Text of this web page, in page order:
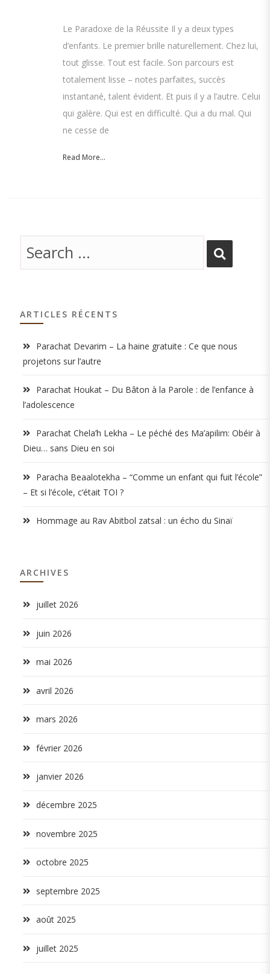
Le Paradoxe de la Réussite Il y a deux types
d’enfants. Le premier brille naturellement. Chez lui,
tout glisse. Tout est facile. Son parcours est
totalement lisse – notes parfaites, succès
instantané, talent évident. Et puis il y a l’autre. Celui
qui galère. Qui est en difficulté. Qui a du mal. Qui
ne cesse de
Read More...
ARTICLES RÉCENTS
Parachat Devarim – La haine gratuite : Ce que nous
projetons sur l’autre
Parachat Houkat – Du Bâton à la Parole : de l’enfance à
l’adolescence
Parachat Chela’h Lekha – Le péché des Ma’apilim: Obéir à
Dieu… sans Dieu en soi
Paracha Beaalotekha – “Comme un enfant qui fuit l’école”
– Et si l’école, c’était TOI ?
Hommage au Rav Abitbol zatsal : un écho du Sinaï
ARCHIVES
juillet 2026
juin 2026
mai 2026
avril 2026
mars 2026
février 2026
janvier 2026
décembre 2025
novembre 2025
octobre 2025
septembre 2025
août 2025
juillet 2025